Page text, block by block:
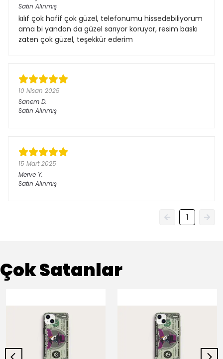
Satın Alınmış
kılıf çok hafif çok güzel, telefonumu hissedebiliyorum
ama bi yandan da güzel sarıyor koruyor, resim baskı
zaten çok güzel, teşekkür ederim
10 Nisan 2025
Sanem D.
Satın Alınmış
15 Mart 2025
Merve Y.
Satın Alınmış
1
Çok Satanlar